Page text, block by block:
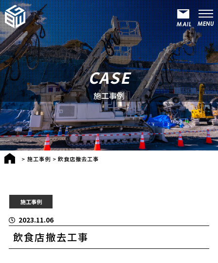
CASE
施工事例
>施工事例 >飲食店撤去工事
施工事例
2023.11.06
飲食店撤去工事